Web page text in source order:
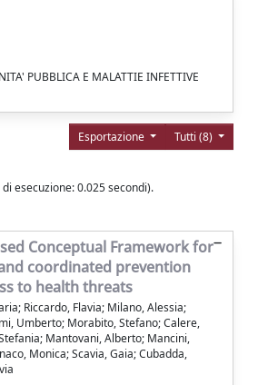
PUBBLICA E MALATTIE INFETTIVE
Tutti (8)
Esportazione
esecuzione: 0.025 secondi).
Conceptual Framework for
coordinated prevention
to health threats
Riccardo, Flavia; Milano, Alessia;
Umberto; Morabito, Stefano; Calere,
Mantovani, Alberto; Mancini,
Monica; Scavia, Gaia; Cubadda,